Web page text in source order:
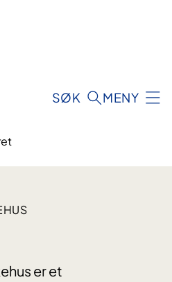
SØK MENY
er et